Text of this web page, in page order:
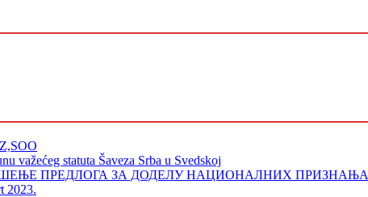
važećeg statuta Šaveza Srba u Svedskoj
ПРЕДЛОГА ЗА ДОДЕЛУ НАЦИОНАЛНИХ ПРИЗНАЊА
2023.